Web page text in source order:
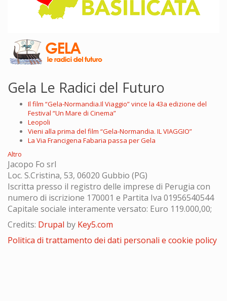
Gela Le Radici del Futuro
Il film “Gela-Normandia.Il Viaggio” vince la 43a edizione del
Festival “Un Mare di Cinema”
Leopoli
Vieni alla prima del film “Gela-Normandia. IL VIAGGIO”
La Via Francigena Fabaria passa per Gela
Altro
Jacopo Fo srl
Loc. S.Cristina, 53, 06020 Gubbio (PG)
Iscritta presso il registro delle imprese di Perugia con
numero di iscrizione 170001 e Partita Iva 01956540544
Capitale sociale interamente versato: Euro 119.000,00;
Credits: Drupal by Key5.com
Politica di trattamento dei dati personali e cookie policy